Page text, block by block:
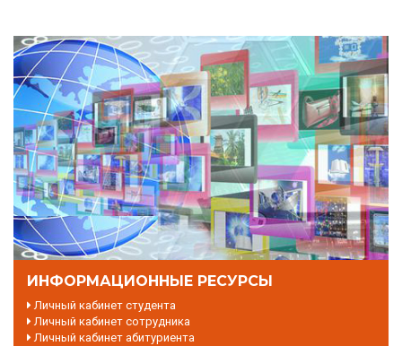
ИНФОРМАЦИОННЫЕ РЕСУРСЫ
Личный кабинет студента
Личный кабинет сотрудника
Личный кабинет абитуриента